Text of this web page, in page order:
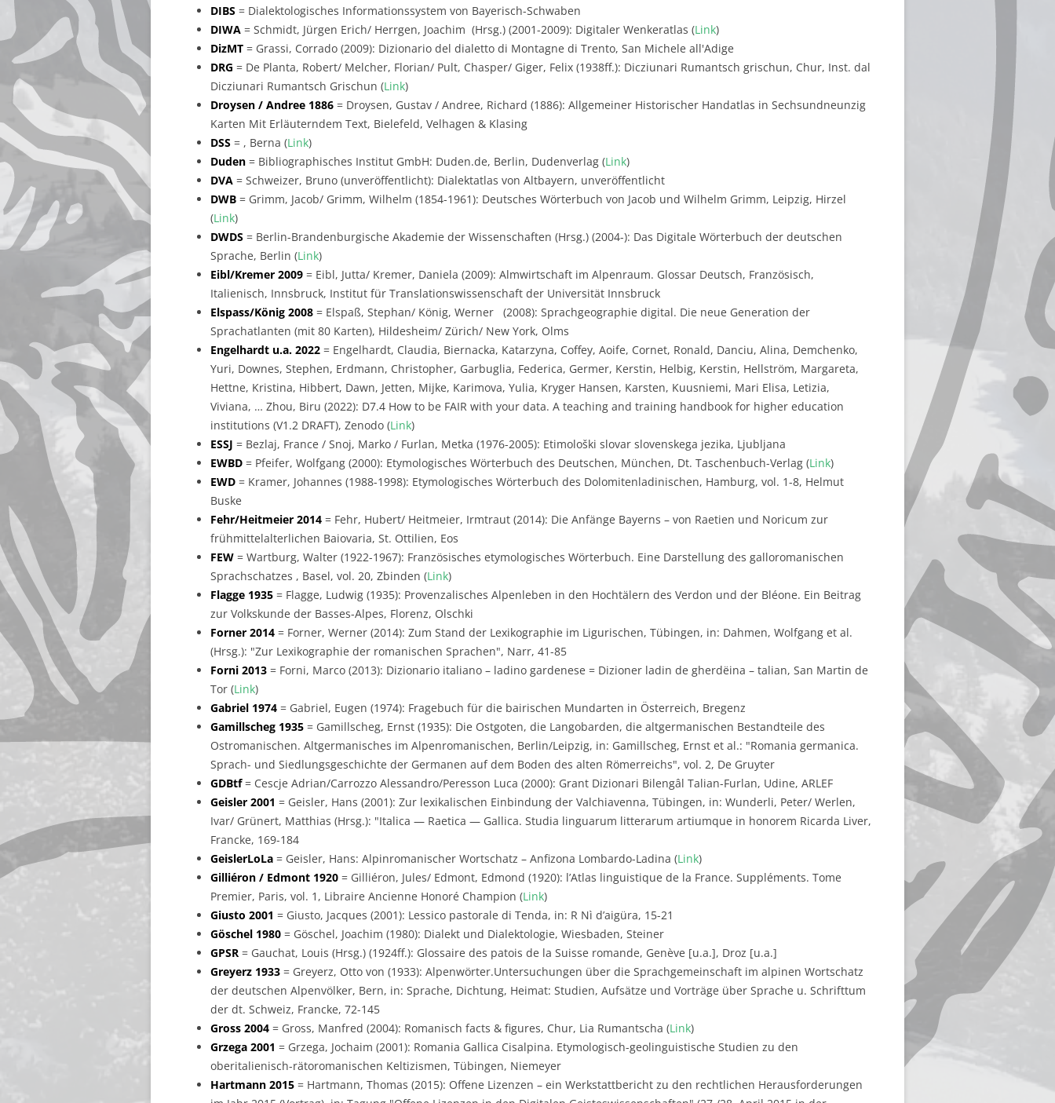
DIBS = Dialektologisches Informationssystem von Bayerisch-Schwaben
DIWA = Schmidt, Jürgen Erich/ Herrgen, Joachim (Hrsg.) (2001-2009): Digitaler Wenkeratlas (Link)
DizMT = Grassi, Corrado (2009): Dizionario del dialetto di Montagne di Trento, San Michele all'Adige
DRG = De Planta, Robert/ Melcher, Florian/ Pult, Chasper/ Giger, Felix (1938ff.): Dicziunari Rumantsch grischun, Chur, Inst. dal
Dicziunari Rumantsch Grischun (Link)
Droysen / Andree 1886 = Droysen, Gustav / Andree, Richard (1886): Allgemeiner Historischer Handatlas in Sechsundneunzig
Karten Mit Erläuterndem Text, Bielefeld, Velhagen & Klasing
DSS = , Berna (Link)
Duden = Bibliographisches Institut GmbH: Duden.de, Berlin, Dudenverlag (Link)
DVA = Schweizer, Bruno (unveröffentlicht): Dialektatlas von Altbayern, unveröffentlicht
DWB = Grimm, Jacob/ Grimm, Wilhelm (1854-1961): Deutsches Wörterbuch von Jacob und Wilhelm Grimm, Leipzig, Hirzel
(Link)
DWDS = Berlin-Brandenburgische Akademie der Wissenschaften (Hrsg.) (2004-): Das Digitale Wörterbuch der deutschen
Sprache, Berlin (Link)
Eibl/Kremer 2009 = Eibl, Jutta/ Kremer, Daniela (2009): Almwirtschaft im Alpenraum. Glossar Deutsch, Französisch,
Italienisch, Innsbruck, Institut für Translationswissenschaft der Universität Innsbruck
Elspass/König 2008 = Elspaß, Stephan/ König, Werner (2008): Sprachgeographie digital. Die neue Generation der
Sprachatlanten (mit 80 Karten), Hildesheim/ Zürich/ New York, Olms
Engelhardt u.a. 2022 = Engelhardt, Claudia, Biernacka, Katarzyna, Coffey, Aoife, Cornet, Ronald, Danciu, Alina, Demchenko,
Yuri, Downes, Stephen, Erdmann, Christopher, Garbuglia, Federica, Germer, Kerstin, Helbig, Kerstin, Hellström, Margareta,
Hettne, Kristina, Hibbert, Dawn, Jetten, Mijke, Karimova, Yulia, Kryger Hansen, Karsten, Kuusniemi, Mari Elisa, Letizia,
Viviana, … Zhou, Biru (2022): D7.4 How to be FAIR with your data. A teaching and training handbook for higher education
institutions (V1.2 DRAFT), Zenodo (Link)
ESSJ = Bezlaj, France / Snoj, Marko / Furlan, Metka (1976-2005): Etimološki slovar slovenskega jezika, Ljubljana
EWBD = Pfeifer, Wolfgang (2000): Etymologisches Wörterbuch des Deutschen, München, Dt. Taschenbuch-Verlag (Link)
EWD = Kramer, Johannes (1988-1998): Etymologisches Wörterbuch des Dolomitenladinischen, Hamburg, vol. 1-8, Helmut
Buske
Fehr/Heitmeier 2014 = Fehr, Hubert/ Heitmeier, Irmtraut (2014): Die Anfänge Bayerns – von Raetien und Noricum zur
frühmittelalterlichen Baiovaria, St. Ottilien, Eos
FEW = Wartburg, Walter (1922-1967): Französisches etymologisches Wörterbuch. Eine Darstellung des galloromanischen
Sprachschatzes , Basel, vol. 20, Zbinden (Link)
Flagge 1935 = Flagge, Ludwig (1935): Provenzalisches Alpenleben in den Hochtälern des Verdon und der Bléone. Ein Beitrag
zur Volkskunde der Basses-Alpes, Florenz, Olschki
Forner 2014 = Forner, Werner (2014): Zum Stand der Lexikographie im Ligurischen, Tübingen, in: Dahmen, Wolfgang et al.
(Hrsg.): "Zur Lexikographie der romanischen Sprachen", Narr, 41-85
Forni 2013 = Forni, Marco (2013): Dizionario italiano – ladino gardenese = Dizioner ladin de gherdëina – talian, San Martin de
Tor (Link)
Gabriel 1974 = Gabriel, Eugen (1974): Fragebuch für die bairischen Mundarten in Österreich, Bregenz
Gamillscheg 1935 = Gamillscheg, Ernst (1935): Die Ostgoten, die Langobarden, die altgermanischen Bestandteile des
Ostromanischen. Altgermanisches im Alpenromanischen, Berlin/Leipzig, in: Gamillscheg, Ernst et al.: "Romania germanica.
Sprach- und Siedlungsgeschichte der Germanen auf dem Boden des alten Römerreichs", vol. 2, De Gruyter
GDBtf= Cescje Adrian/Carrozzo Alessandro/Peresson Luca (2000): Grant Dizionari Bilengâl Talian-Furlan, Udine, ARLEF
Geisler 2001 = Geisler, Hans (2001): Zur lexikalischen Einbindung der Valchiavenna, Tübingen, in: Wunderli, Peter/ Werlen,
Ivar/ Grünert, Matthias (Hrsg.): "Italica — Raetica — Gallica. Studia linguarum litterarum artiumque in honorem Ricarda Liver,
Francke, 169-184
GeislerLoLa = Geisler, Hans: Alpinromanischer Wortschatz – Anfizona Lombardo-Ladina (Link)
Gilliéron / Edmont 1920 = Gilliéron, Jules/ Edmont, Edmond (1920): l’Atlas linguistique de la France. Suppléments. Tome
Premier, Paris, vol. 1, Libraire Ancienne Honoré Champion (Link)
Giusto 2001 = Giusto, Jacques (2001): Lessico pastorale di Tenda, in: R Nì d’aigüra, 15-21
Göschel 1980 = Göschel, Joachim (1980): Dialekt und Dialektologie, Wiesbaden, Steiner
GPSR = Gauchat, Louis (Hrsg.) (1924ff.): Glossaire des patois de la Suisse romande, Genève [u.a.], Droz [u.a.]
Greyerz 1933 = Greyerz, Otto von (1933): Alpenwörter.Untersuchungen über die Sprachgemeinschaft im alpinen Wortschatz
der deutschen Alpenvölker, Bern, in: Sprache, Dichtung, Heimat: Studien, Aufsätze und Vorträge über Sprache u. Schrifttum
der dt. Schweiz, Francke, 72-145
Gross 2004 = Gross, Manfred (2004): Romanisch facts & figures, Chur, Lia Rumantscha (Link)
Grzega 2001 = Grzega, Jochaim (2001): Romania Gallica Cisalpina. Etymologisch-geolinguistische Studien zu den
oberitalienisch-rätoromanischen Keltizismen, Tübingen, Niemeyer
Hartmann 2015 = Hartmann, Thomas (2015): Offene Lizenzen – ein Werkstattbericht zu den rechtlichen Herausforderungen